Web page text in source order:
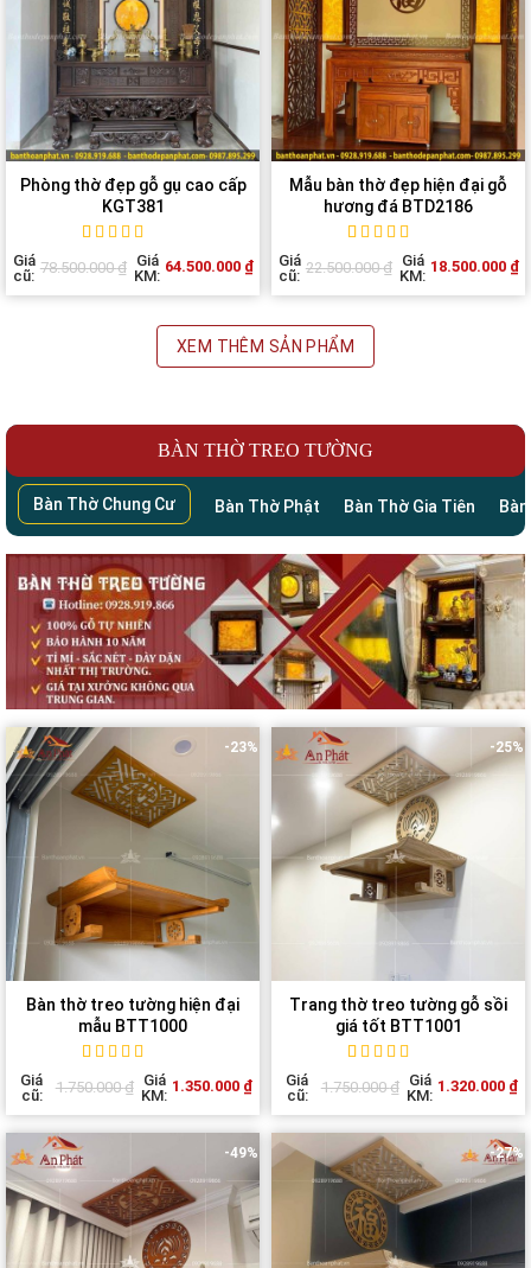
Phòng thờ đẹp gỗ gụ cao cấp
KGT381
Rated5
out of
5 based on
Giá
cũ: 78.500.000₫
Giá
KM:
64.500.000 ₫
Mẫu bàn thờ đẹp hiện đại gỗ
hương đá BTD2186
Rated5
out of
5 based on
Giá
cũ: 22.500.000₫
Giá
KM:
18.500.000 ₫
XEM THÊM SẢN PHẨM
BÀN THỜ TREO TƯỜNG
Bàn Thờ Chung Cư Bàn Thờ Phật Bàn Thờ Gia Tiên
-23%
Bàn thờ treo tường hiện đại
mẫu BTT1000
5 out of
5 based on
Giá
cũ:
1.750.000₫
Giá
KM:
1.350.000 ₫
-25%
Trang thờ treo tường gỗ sồi
giá tốt BTT1001
5 out of
5 based on
Giá
cũ:
1.750.000₫
Giá
KM:
1.320.000 ₫
-49% -27%